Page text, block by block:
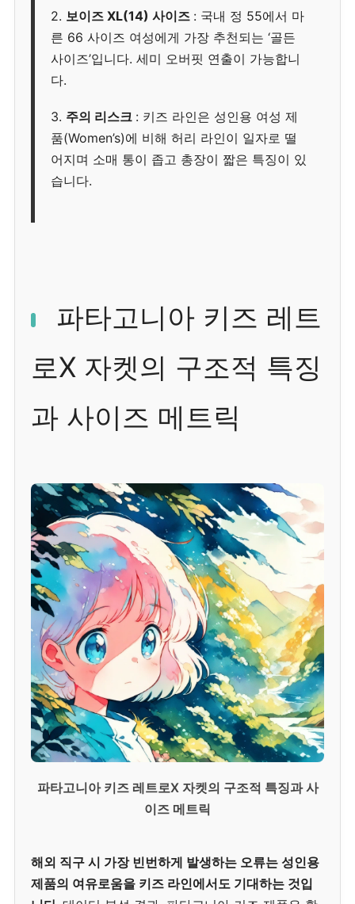
2. 보이즈 XL(14) 사이즈 : 국내 정 55에서 마
른 66 사이즈 여성에게 가장 추천되는 ‘골든
사이즈’입니다. 세미 오버핏 연출이 가능합니
다.
3. 주의 리스크 : 키즈 라인은 성인용 여성 제
품(Women’s)에 비해 허리 라인이 일자로 떨
어지며 소매 통이 좁고 총장이 짧은 특징이 있
습니다.
파타고니아 키즈 레트
로X 자켓의 구조적 특징
과 사이즈 메트릭
파타고니아 키즈 레트로X 자켓의 구조적 특징과 사
이즈 메트릭
해외 직구 시 가장 빈번하게 발생하는 오류는 성인용
제품의 여유로움을 키즈 라인에서도 기대하는 것입